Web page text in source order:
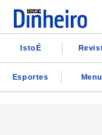
IstoÉ
Esportes Menu